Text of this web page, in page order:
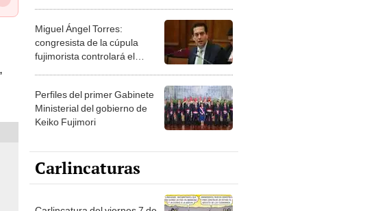
congresista de la cúpula
fujimorista controlará el
primer año del Senado
Ministerial del gobierno de
Keiko Fujimori
Carlincaturas